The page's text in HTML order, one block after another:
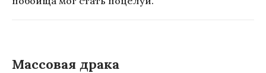
Массовая драка